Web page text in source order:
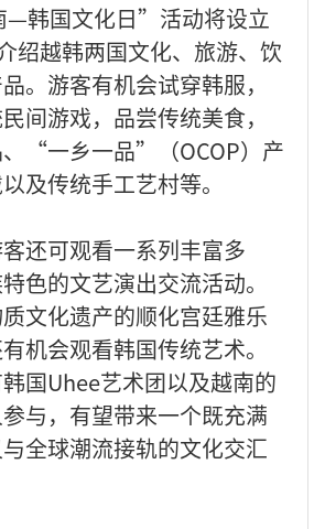
—韩国文化日”活动将设立
绍越韩两国文化、旅游、饮
。游客有机会试穿韩服，
间游戏，品尝传统美食，
、“一乡一品”（OCOP）产
及传统手工艺村等。
还可观看一系列丰富多
色的文艺演出交流活动。
文化遗产的顺化宫廷雅乐
机会观看韩国传统艺术。
国Uhee艺术团以及越南的
与，有望带来一个既充满
全球潮流接轨的文化交汇